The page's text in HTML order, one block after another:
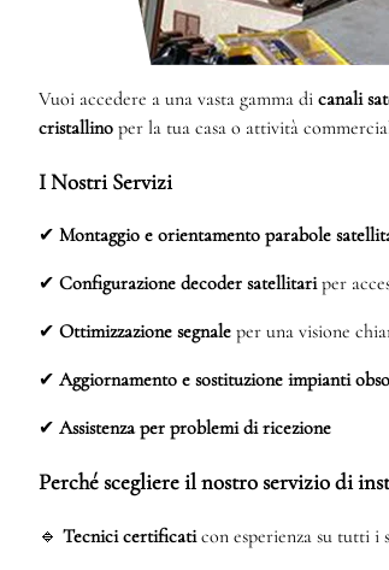
Vuoi accedere a una vasta gamma di canali
cristallino per la tua casa o attività
I Nostri Servizi
✔ Montaggio e orientamento parabole
✔ Configurazione decoder satellitariper
✔ Ottimizzazione segnale per una visione
✔ Aggiornamento e sostituzione impianti
✔ Assistenza per problemi di ricezione
Perché scegliere il nostro servizio di
🔹 Tecnici certificaticon esperienza su tutti i